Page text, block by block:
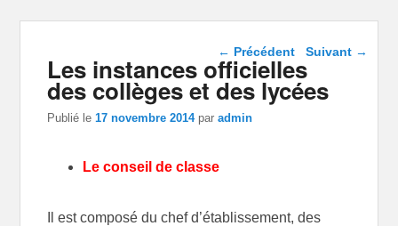
Navigation dans les
← Précédent Suivant →
Les instances officielles
des collèges et des lycées
Publié le17 novembre 2014 paradmin
Le conseil de classe
Il est composé du chef d’établissement, des